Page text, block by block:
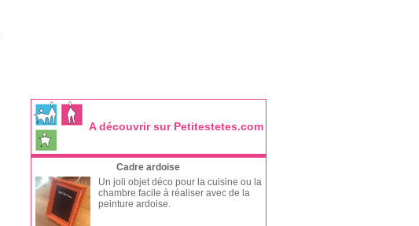
A découvrir sur Petitestetes.com
Cadre ardoise
Un joli objet déco pour la cuisine ou la
chambre facile à réaliser avec de la
peinture ardoise.